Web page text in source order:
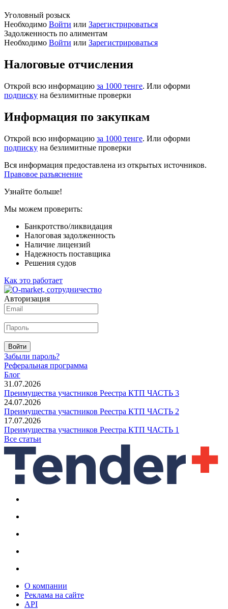
Уголовный розыск
Необходимо Войти или Зарегистрироваться
Задолженность по алиментам
Необходимо Войти или Зарегистрироваться
Налоговые отчисления
Открой всю информацию за 1000 тенге. Или оформи
подписку на безлимитные проверки
Информация по закупкам
Открой всю информацию за 1000 тенге. Или оформи
подписку на безлимитные проверки
Вся информация предоставлена из открытых источников.
Правовое разъяснение
Узнайте больше!
Мы можем проверить:
Банкротство/ликвидация
Налоговая задолженность
Наличие лицензий
Надежность поставщика
Решения судов
Как это работает
Авторизация
Войти
Забыли пароль?
Реферальная программа
Блог
31.07.2026
Преимущества участников Реестра КТП ЧАСТЬ 3
24.07.2026
Преимущества участников Реестра КТП ЧАСТЬ 2
17.07.2026
Преимущества участников Реестра КТП ЧАСТЬ 1
Все статьи
О компании
Реклама на сайте
API